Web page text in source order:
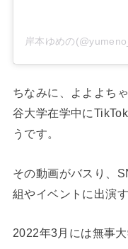
ちなみに、よよよち
谷大学在学中に
うです。
その動画がバスり、
組やイベントに出演
2022年3月には無事